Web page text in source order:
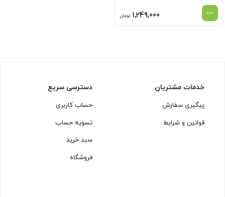
1,249,000 تومان
خدمات مشتریان
پیگیری سفارش
قوانین و شرایط
دسترسی سریع
حساب کاربری
تسویه حساب
سبد خرید
فروشگاه